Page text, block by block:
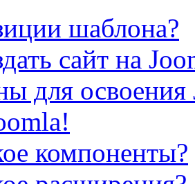
шаблона?
сайт на
для освоения
компоненты?